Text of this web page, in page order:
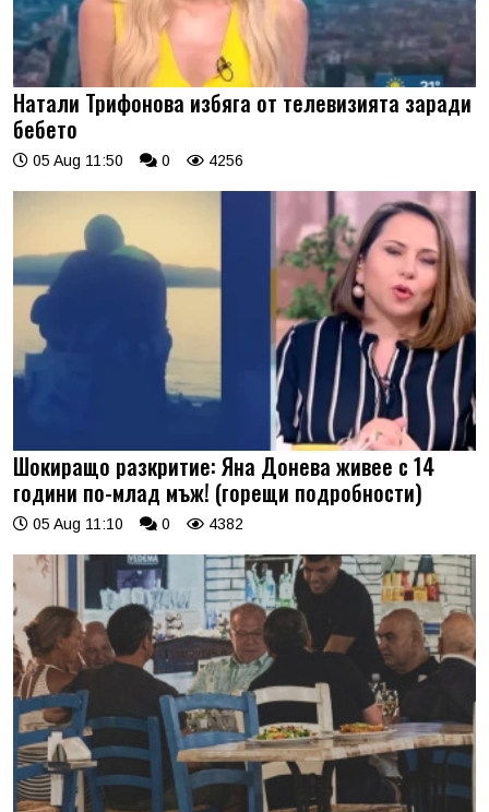
Натали Трифонова избяга от телевизията заради
бебето
05 Aug 11:50 0 4256
Шокиращо разкритие: Яна Донева живее с 14
години по-млад мъж! (горещи подробности)
05 Aug 11:10 0 4382